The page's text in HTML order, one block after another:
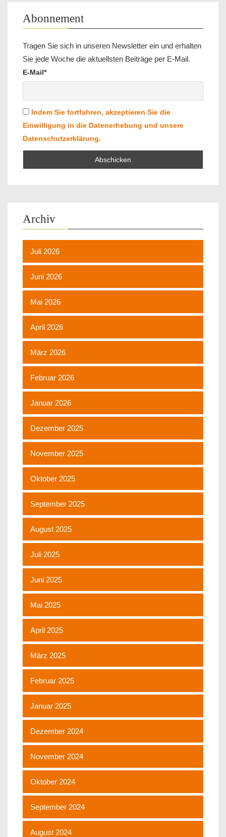
Abonnement
Tragen Sie sich in unseren Newsletter ein und erhalten
Sie jede Woche die aktuellsten Beiträge per E-Mail.
E-Mail*
Indem Sie fortfahren, akzeptieren Sie die
Einwilligung in die Datenerhebung und unsere
Datenschutzerklärung.
Archiv
Juli 2026
Juni 2026
Mai 2026
April 2026
März 2026
Februar 2026
Januar 2026
Dezember 2025
November 2025
Oktober 2025
September 2025
August 2025
Juli 2025
Juni 2025
Mai 2025
April 2025
März 2025
Februar 2025
Januar 2025
Dezember 2024
November 2024
Oktober 2024
September 2024
August 2024